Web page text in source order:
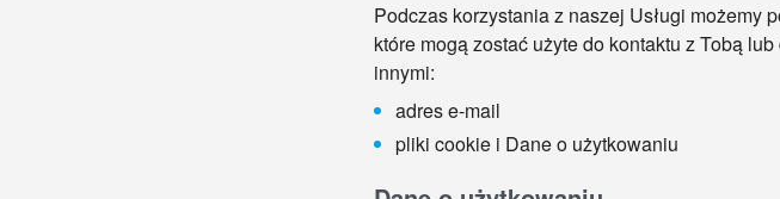
Podczas korzystania z naszej Usługi
które mogą zostać użyte do kontaktu z Tobą
innymi:
adres e-mail
pliki cookie i Dane o użytkowaniu